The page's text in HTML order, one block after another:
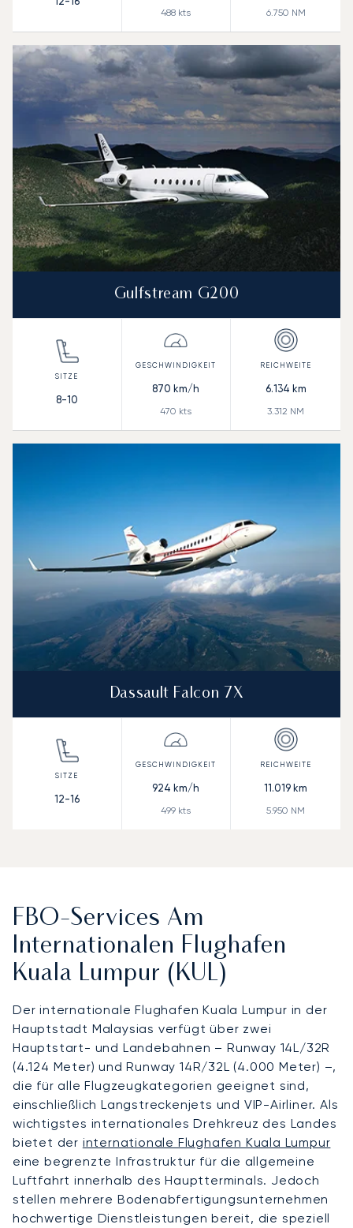
488 kts 6.750 NM
Gulfstream G200
8-10
870 km/h
470 kts
6.134 km
3.312 NM
Dassault Falcon 7X
12-16
924 km/h
499 kts
11.019 km
5.950 NM
FBO-Services Am
Internationalen Flughafen
Kuala Lumpur (KUL)
Der internationale Flughafen Kuala Lumpur in der
Hauptstadt Malaysias verfügt über zwei
Hauptstart- und Landebahnen – Runway 14L/32R
(4.124 Meter) und Runway 14R/32L (4.000 Meter) –,
die für alle Flugzeugkategorien geeignet sind,
einschließlich Langstreckenjets und VIP-Airliner. Als
wichtigstes internationales Drehkreuz des Landes
bietet der internationale Flughafen Kuala Lumpur
eine begrenzte Infrastruktur für die allgemeine
Luftfahrt innerhalb des Hauptterminals. Jedoch
stellen mehrere Bodenabfertigungsunternehmen
hochwertige Dienstleistungen bereit, die speziell